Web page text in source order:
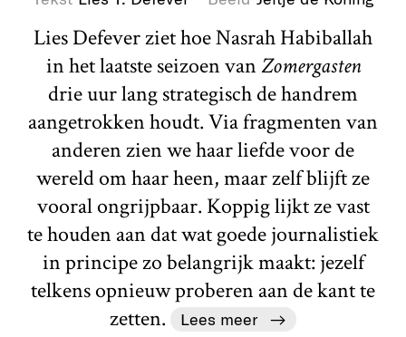
Lies Defever ziet hoe Nasrah Habiballah
in het laatste seizoen vanZomergasten
drie uur lang strategisch de handrem
aangetrokken houdt. Via fragmenten van
anderen zien we haar liefde voor de
wereld om haar heen, maar zelf blijft ze
vooral ongrijpbaar. Koppig lijkt ze vast
te houden aan dat wat goede journalistiek
in principe zo belangrijk maakt: jezelf
telkens opnieuw proberen aan de kant te
zetten.
Lees meer